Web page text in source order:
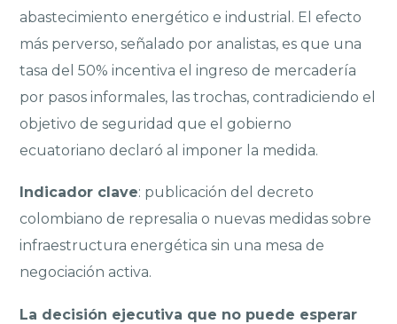
abastecimiento energético e industrial. El efecto
más perverso, señalado por analistas, es que una
tasa del 50% incentiva el ingreso de mercadería
por pasos informales, las trochas, contradiciendo el
objetivo de seguridad que el gobierno
ecuatoriano declaró al imponer la medida.
Indicador clave: publicación del decreto
colombiano de represalia o nuevas medidas sobre
infraestructura energética sin una mesa de
negociación activa.
La decisión ejecutiva que no puede esperar